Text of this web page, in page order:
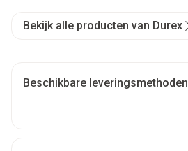
Bekijk alle producten van Durex
Beschikbare leveringsmethoden